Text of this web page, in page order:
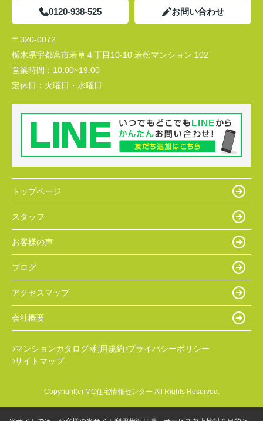
0120-938-525 お問い合わせ
〒320-0072
栃木県宇都宮市若草４丁目10-10 若松マンション 102
営業時間： 10:00~19:00
定休日： 火曜日・水曜日
トップページ
スタッフ
お客様の声
ブログ
アクセスマップ
会社概要
マンションカタログ 利用規約 プライバシーポリシー
サイトマップ
Copyright(c) MC住宅情報センター All Rights Reserved.